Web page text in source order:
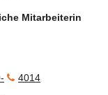
Mitarbeiterin
4014